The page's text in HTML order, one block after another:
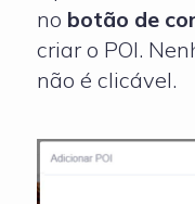
no botão de
criar o POI.
não é clicável.